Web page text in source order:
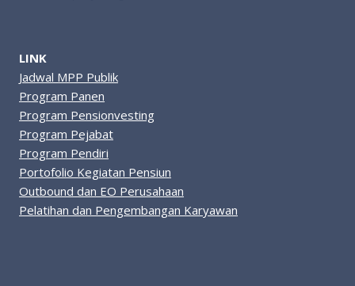
LINK
Jadwal MPP Publik
Program Panen
Program Pensionvesting
Program Pejabat
Program Pendiri
Portofolio Kegiatan Pensiun
Outbound dan EO Perusahaan
Pelatihan dan Pengembangan Karyawan